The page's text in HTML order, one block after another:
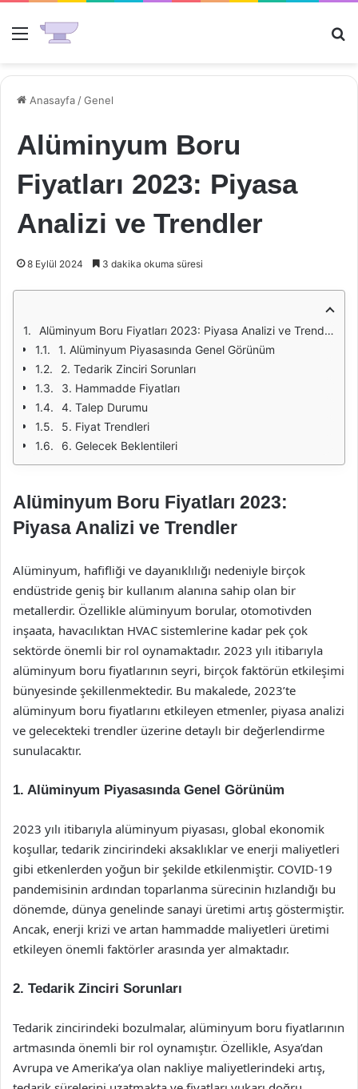
Menü
Anasayfa /Genel
Alüminyum Boru
Fiyatları 2023: Piyasa
Analizi ve Trendler
8 Eylül 2024 3 dakika okuma süresi
Alüminyum Boru Fiyatları 2023: Piyasa Analizi ve Trendler
1. Alüminyum Piyasasında Genel Görünüm
2. Tedarik Zinciri Sorunları
3. Hammadde Fiyatları
4. Talep Durumu
5. Fiyat Trendleri
6. Gelecek Beklentileri
Alüminyum Boru Fiyatları 2023:
Piyasa Analizi ve Trendler
Alüminyum, hafifliği ve dayanıklılığı nedeniyle birçok
endüstride geniş bir kullanım alanına sahip olan bir
metallerdir. Özellikle alüminyum borular, otomotivden
inşaata, havacılıktan HVAC sistemlerine kadar pek çok
sektörde önemli bir rol oynamaktadır. 2023 yılı itibarıyla
alüminyum boru fiyatlarının seyri, birçok faktörün etkileşimi
bünyesinde şekillenmektedir. Bu makalede, 2023’te
alüminyum boru fiyatlarını etkileyen etmenler, piyasa analizi
ve gelecekteki trendler üzerine detaylı bir değerlendirme
sunulacaktır.
1. Alüminyum Piyasasında Genel Görünüm
2023 yılı itibarıyla alüminyum piyasası, global ekonomik
koşullar, tedarik zincirindeki aksaklıklar ve enerji maliyetleri
gibi etkenlerden yoğun bir şekilde etkilenmiştir. COVID-19
pandemisinin ardından toparlanma sürecinin hızlandığı bu
dönemde, dünya genelinde sanayi üretimi artış göstermiştir.
Ancak, enerji krizi ve artan hammadde maliyetleri üretimi
etkileyen önemli faktörler arasında yer almaktadır.
2. Tedarik Zinciri Sorunları
Tedarik zincirindeki bozulmalar, alüminyum boru fiyatlarının
artmasında önemli bir rol oynamıştır. Özellikle, Asya’dan
Avrupa ve Amerika’ya olan nakliye maliyetlerindeki artış,